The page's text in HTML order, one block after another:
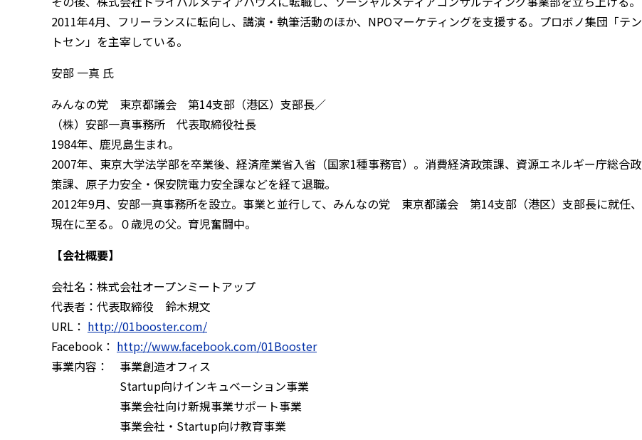
2011年4月、フリーランスに転向し、講演・執筆活動のほか、NPOマーケティングを支援する。プロボノ集団「テン
トセン」を主宰している。
安部 一真 氏
みんなの党 東京都議会 第14支部（港区）支部長／
（株）安部一真事務所 代表取締役社長
1984年、鹿児島生まれ。
2007年、東京大学法学部を卒業後、経済産業省入省（国家1種事務官）。消費経済政策課、資源エネルギー庁総合政
策課、原子力安全・保安院電力安全課などを経て退職。
2012年9月、安部一真事務所を設立。事業と並行して、みんなの党 東京都議会 第14支部（港区）支部長に就任、
現在に至る。０歳児の父。育児奮闘中。
【会社概要】
会社名：株式会社オープンミートアップ
代表者：代表取締役 鈴木規文
URL： http://01booster.com/
Facebook： http://www.facebook.com/01Booster
事業内容： 事業創造オフィス
Startup向けインキュベーション事業
事業会社向け新規事業サポート事業
事業会社・Startup向け教育事業